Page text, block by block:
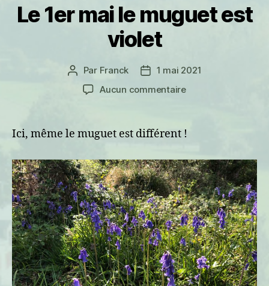
Le 1er mai le muguet est
violet
Auteur
de
l’article
Par Franck
Date1 mai 2021
Aucun commentairesur
mai
est
violet
Ici, même le muguet est différent !